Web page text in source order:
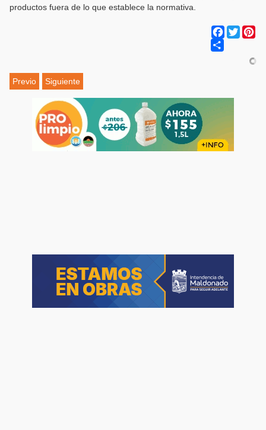
productos fuera de lo que establece la normativa.
Facebook
Twitter
Previo Siguiente